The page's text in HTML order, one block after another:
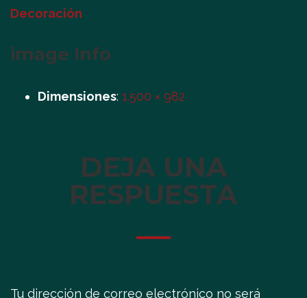
Decoración
image Info
Dimensiones: 1.500 × 982
DEJA UNA
RESPUESTA
Tu dirección de correo electrónico no será